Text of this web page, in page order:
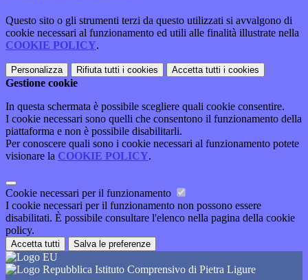
Questo sito o gli strumenti terzi da questo utilizzati si avvalgono di
cookie necessari al funzionamento ed utili alle finalità illustrate nella
COOKIE POLICY.
Personalizza Rifiuta tutti i cookies Accetta tutti i cookies
Gestione cookie
In questa schermata è possibile scegliere quali cookie consentire.
I cookie necessari sono quelli che consentono il funzionamento della
piattaforma e non è possibile disabilitarli.
Per conoscere quali sono i cookie necessari al funzionamento potete
visionare la COOKIE POLICY.
Cookie necessari per il funzionamento
I cookie necessari per il funzionamento non possono essere
disabilitati. È possibile consultare l'elenco nella pagina della cookie
policy.
Accetta tutti Salva le preferenze
Istituto Comprensivo di Pietra Ligure